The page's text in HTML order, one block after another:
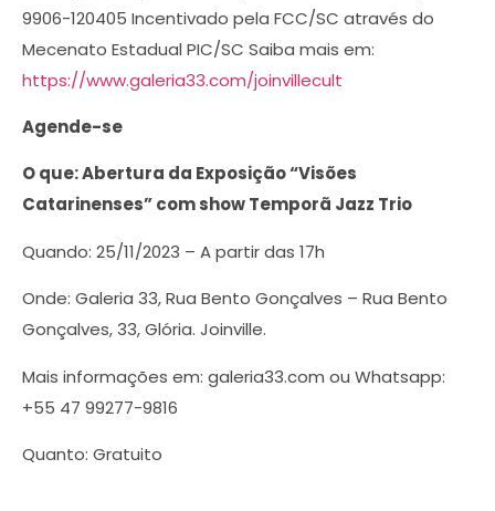
9906-120405 Incentivado pela FCC/SC através do
Mecenato Estadual PIC/SC Saiba mais em:
https://www.galeria33.com/joinvillecult
Agende-se
O que: Abertura da Exposição “Visões
Catarinenses” com showTemporã Jazz Trio
Quando: 25/11/2023 – A partir das 17h
Onde: Galeria 33, Rua Bento Gonçalves – Rua Bento
Gonçalves, 33, Glória. Joinville.
Mais informações em: galeria33.com ou Whatsapp:
+55 47 99277-9816
Quanto: Gratuito